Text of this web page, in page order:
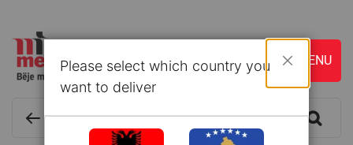
Please select which country you
want to deliver
Mbyll